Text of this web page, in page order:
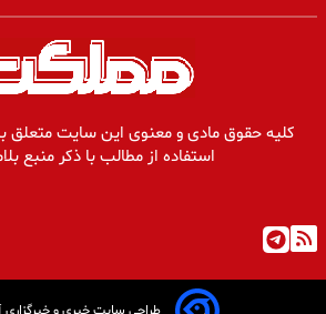
کلیه حقوق مادی و معنوی این سایت متعلق
استفاده از مطالب با ذکر منبع